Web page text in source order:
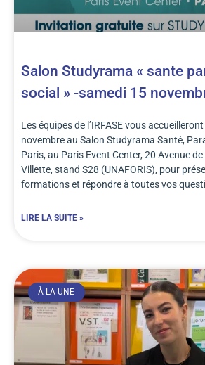
Salon Studyrama « sante
social » -samedi 15
Les équipes de l’IRFASE vous
novembre au Salon Studyrama Santé,
Paris, au Paris Event Center, 20 Avenue
Villette, stand S28 (UNAFORIS), pour
formations et répondre à toutes vos
LIRE LA SUITE »
À LA UNE